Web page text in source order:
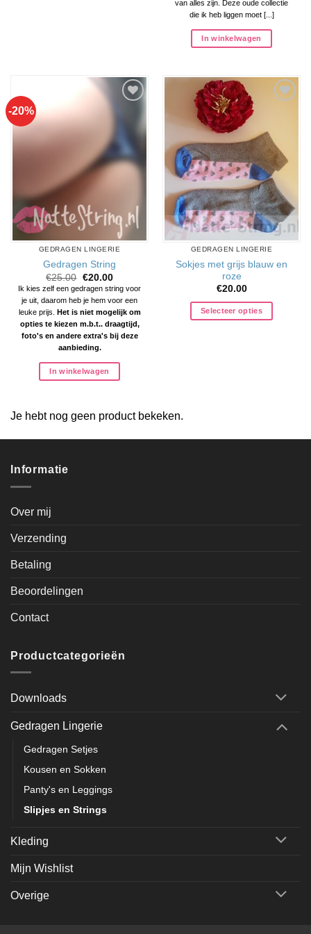
van alles zijn. Deze oude collectie
die ik heb liggen moet [...]
In winkelwagen
-20%
GEDRAGEN LINGERIE
Gedragen String
€25.00 Oorspronkelijke
prijs
was:
€25.00.
€20.00Huidige
prijs
is:
€20.00.
Ik kies zelf een gedragen string voor
je uit, daarom heb je hem voor een
leuke prijs. Het is niet mogelijk om
opties te kiezen m.b.t.. draagtijd,
foto's en andere extra's bij deze
aanbieding.
In winkelwagen
toevoegen
GEDRAGEN LINGERIE
Sokjes met grijs blauw en
roze
€20.00
Selecteer opties
Je hebt nog geen product bekeken.
Informatie
Over mij
Verzending
Betaling
Beoordelingen
Contact
Productcategorieën
Downloads
Gedragen Lingerie
Gedragen Setjes
Kousen en Sokken
Panty's en Leggings
Slipjes en Strings
Kleding
Mijn Wishlist
Overige